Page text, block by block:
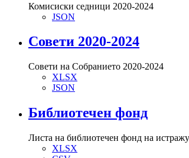
Комисиски седници 2020-2024
JSON
Совети 2020-2024
Совети на Собранието 2020-2024
XLSX
JSON
Библиотечен фонд
Листа на библиотечен фонд на
XLSX